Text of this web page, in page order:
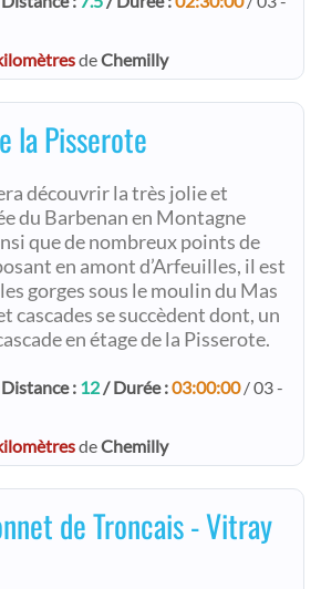
deChemilly
la Pisserote
découvrir la très jolie et
du Barbenan en Montagne
que de nombreux points de
en amont d’Arfeuilles, il est
gorges sous le moulin du Mas
cascades se succèdent dont, un
en étage de la Pisserote.
: 12/ Durée :03:00:00/ 03 -
deChemilly
de Troncais - Vitray